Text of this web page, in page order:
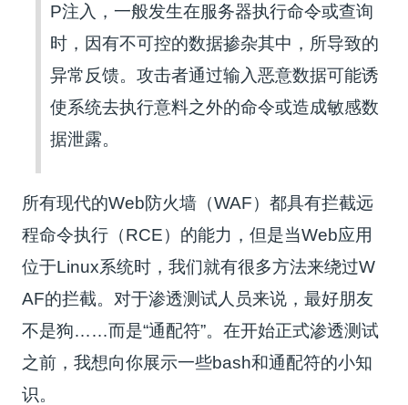
P注入，一般发生在服务器执行命令或查询
时，因有不可控的数据掺杂其中，所导致的
异常反馈。攻击者通过输入恶意数据可能诱
使系统去执行意料之外的命令或造成敏感数
据泄露。
所有现代的Web防火墙（WAF）都具有拦截远
程命令执行（RCE）的能力，但是当Web应用
位于Linux系统时，我们就有很多方法来绕过W
AF的拦截。对于渗透测试人员来说，最好朋友
不是狗……而是“通配符”。在开始正式渗透测试
之前，我想向你展示一些bash和通配符的小知
识。